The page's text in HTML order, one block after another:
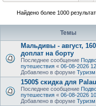
Найдено более 1000
Темы
Мальдивы - август,
доплат на борту
Последнее сообщение
путешествия « 06-08-2026
Добавлено в форуме Туризм
1500$ скидка для
Последнее сообщение
путешествия « 06-08-2026
Добавлено в форуме Туризм